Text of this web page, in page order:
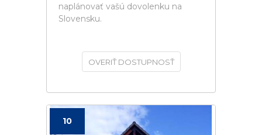
naplánovať vašú dovolenku na
Slovensku.
OVERIŤ DOSTUPNOSŤ
10